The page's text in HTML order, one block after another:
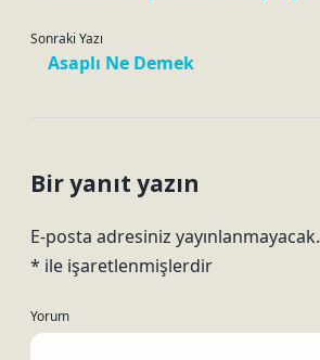
Sonraki Yazı
Asaplı Ne Demek
Bir yanıt yazın
E-posta adresiniz yayınlanmayacak.
* ile işaretlenmişlerdir
Yorum